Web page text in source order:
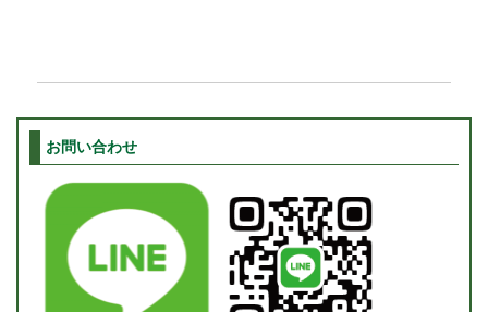
お問い合わせ